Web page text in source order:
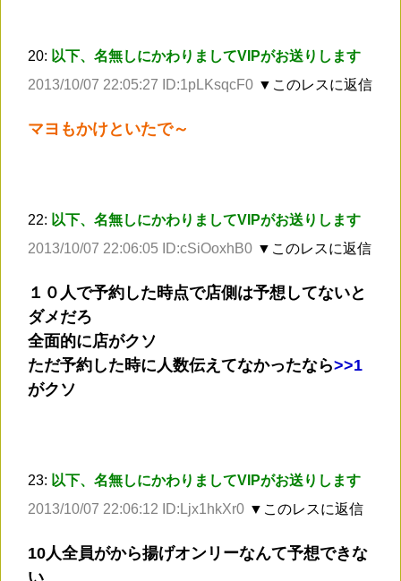
20: 以下、名無しにかわりましてVIPがお送りします
2013/10/07 22:05:27 ID:1pLKsqcF0 ▼このレスに返信
マヨもかけといたで～
22: 以下、名無しにかわりましてVIPがお送りします
2013/10/07 22:06:05 ID:cSiOoxhB0 ▼このレスに返信
１０人で予約した時点で店側は予想してないと
ダメだろ
全面的に店がクソ
ただ予約した時に人数伝えてなかったなら>>1
がクソ
23: 以下、名無しにかわりましてVIPがお送りします
2013/10/07 22:06:12 ID:Ljx1hkXr0 ▼このレスに返信
10人全員がから揚げオンリーなんて予想できな
い